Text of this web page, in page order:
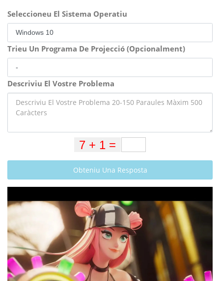
Seleccioneu El Sistema Operatiu
Trieu Un Programa De Projecció (Opcionalment)
Descriviu El Vostre Problema
Obteniu Una Resposta